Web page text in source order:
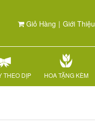
Giỏ Hàng | Giới Thiệu
THEO DỊP HOA TẶNG KÈM